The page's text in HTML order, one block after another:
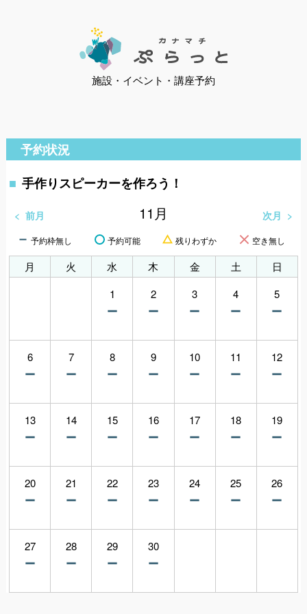
施設・イベント・講座予約
予約状況
手作りスピーカーを作ろう！
前月 11 月 次月
予約枠無し 予約可能 残りわずか 空き無し
月 火 水 木 金 土
日
1
2 3 4 5
6 7 8 9 10 11 12
13 14 15 16 17 18 19
20 21 22 23 24 25 26
27 28 29 30